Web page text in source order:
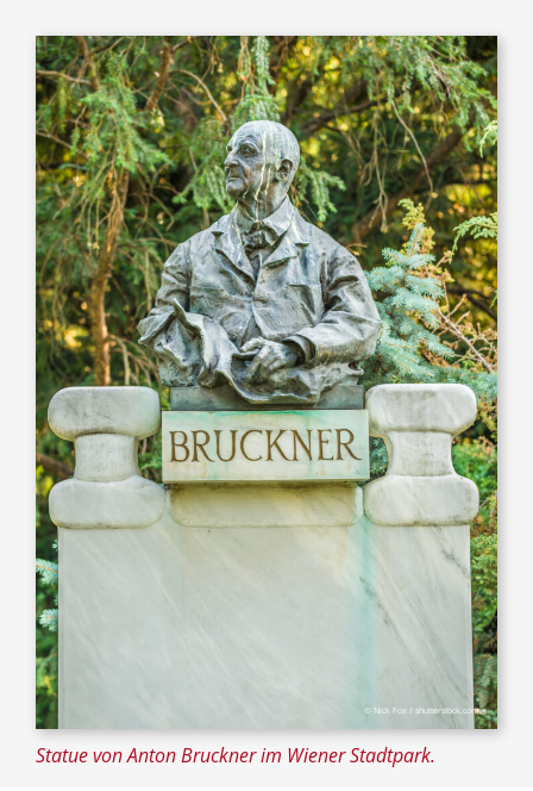
© Nick Fox / shutterstock.com
Statue von Anton Bruckner im Wiener Stadtpark.